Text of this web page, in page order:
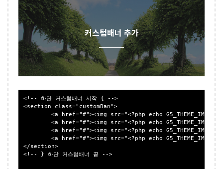
커스텀배너 추가
<!-- 하단 커스텀배너 시작 { -->
<section class="customBan">
</section>
<!-- } 하단 커스텀배너 끝 -->